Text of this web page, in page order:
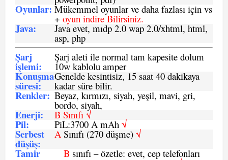
Oyunlar: Mükemmel oyunlar ve daha fazlası için vs
+ oyun indire Bilirsiniz.
Java: Java evet, mıdp 2.0 wap 2.0/xhtml, html,
asp, php
Şarj
işlemi:
Şarj aleti ile normal tam kapesite dolum
10w kablolu amper
Konuşma
süresi:
Genelde kesintisiz, 15 saat 40 dakikaya
kadar süre bilir.
Renkler: Beyaz, kırmızı, siyah, yeşil, mavi, gri,
bordo, siyah,
Enerji: B Sınıfı √
Pil: PiL:3700 A mAh √
Serbest
düşüş:
ASınıfı (270 düşme) √
Tamir B sınıfı – özetle: evet, cep telefonları